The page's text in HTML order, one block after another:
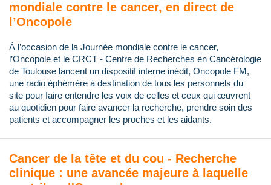
mondiale contre le cancer, en direct de
l’Oncopole
À l’occasion de la Journée mondiale contre le cancer,
l’Oncopole et le CRCT - Centre de Recherches en Cancérologie
de Toulouse lancent un dispositif interne inédit, Oncopole FM,
une radio éphémère à destination de tous les personnels du
site pour faire entendre les voix de celles et ceux qui œuvrent
au quotidien pour faire avancer la recherche, prendre soin des
patients et accompagner les proches et les aidants.
Cancer de la tête et du cou - Recherche
clinique : une avancée majeure à laquelle